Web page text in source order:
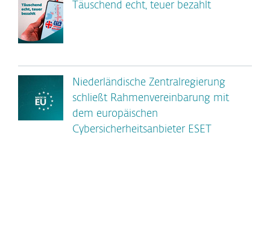
Täuschend echt, teuer bezahlt
Niederländische Zentralregierung
schließt Rahmenvereinbarung mit
dem europäischen
Cybersicherheitsanbieter ESET